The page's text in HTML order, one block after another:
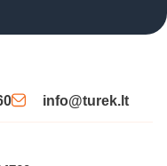
info@turek.lt